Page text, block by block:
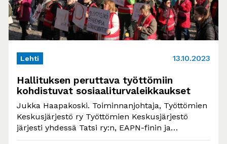
Lehti 13.10.2023
Hallituksen peruttava työttömiin
kohdistuvat sosiaaliturvaleikkaukset
Jukka Haapakoski. Toiminnanjohtaja, Työttömien
Keskusjärjestö ry Työttömien Keskusjärjestö
järjesti yhdessä Tatsi ry:n, EAPN-finin ja
Klubitalot ry:n kanssa Ei julmia leikkauksia -